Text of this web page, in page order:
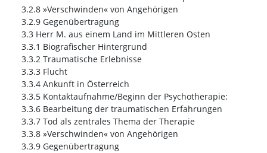
3.2.8 »Verschwinden« von Angehörigen
3.2.9 Gegenübertragung
3.3 Herr M. aus einem Land im Mittleren Osten
3.3.1 Biografischer Hintergrund
3.3.2 Traumatische Erlebnisse
3.3.3 Flucht
3.3.4 Ankunft in Österreich
3.3.5 Kontaktaufnahme/Beginn der Psychotherapie:
3.3.6 Bearbeitung der traumatischen Erfahrungen
3.3.7 Tod als zentrales Thema der Therapie
3.3.8 »Verschwinden« von Angehörigen
3.3.9 Gegenübertragung